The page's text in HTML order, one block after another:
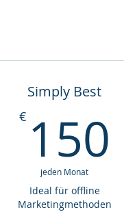
Simply Best
€ 150
jeden Monat
Ideal für offline
Marketingmethoden